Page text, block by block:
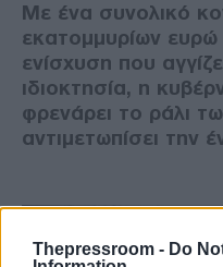
Thepressroom - Do
Με ένα συνολικό
εκατομμυρίων ευρώ
ενίσχυση που
ιδιοκτησία, η
φρενάρει το ράλι
αντιμετωπίσει την